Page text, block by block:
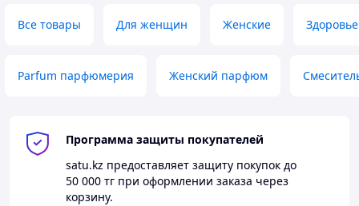
Все товары Для женщин Женские Здоровье
Parfum парфюмерия Женский парфюм
Программа защиты покупателей
satu.kz предоставляет защиту покупок до
50 000 тг при оформлении заказа через
корзину.